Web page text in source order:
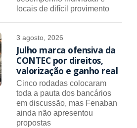
locais de difícil provimento
3 agosto, 2026
Julho marca ofensiva da
CONTEC por direitos,
valorização e ganho real
Cinco rodadas colocaram
toda a pauta dos bancários
em discussão, mas Fenaban
ainda não apresentou
propostas